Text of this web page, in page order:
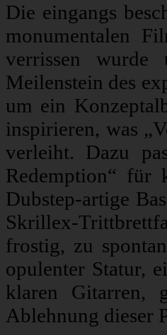
Die eingangs
monumentalen
verrissen
Meilenstein des
um ein
inspirieren, was
verleiht. Dazu
Redemption“ für
Dubstep-artige
Skrillex-
frostig, zu
opulenter Statur,
klaren Gitarren,
Ablehnung dieser